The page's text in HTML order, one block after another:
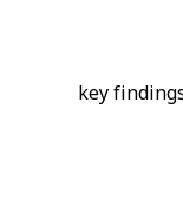
5 key